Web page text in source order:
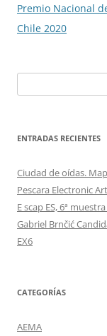
de
entradas
Premio Nacional
Chile 2020
ENTRADAS RECIENTES
Ciudad de oídas.
Pescara Electronic
E scap ES, 6ª
Gabriel Brnčić
EX6
CATEGORÍAS
AEMA